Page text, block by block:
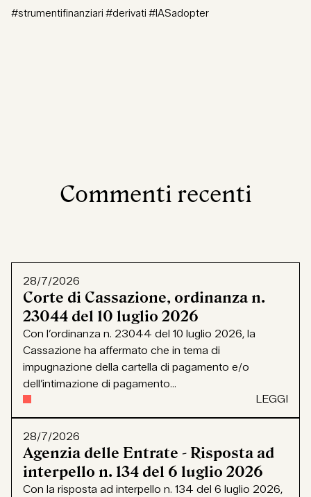
#strumentifinanziari #derivati #IASadopter
Commenti recenti
28/7/2026
Corte di Cassazione, ordinanza n.
23044 del 10 luglio 2026
Con l’ordinanza n. 23044 del 10 luglio 2026, la
Cassazione ha affermato che in tema di
impugnazione della cartella di pagamento e/o
dell’intimazione di pagamento...
LEGGI
28/7/2026
Agenzia delle Entrate - Risposta ad
interpello n. 134 del 6 luglio 2026
Con la risposta ad interpello n. 134 del 6 luglio 2026,